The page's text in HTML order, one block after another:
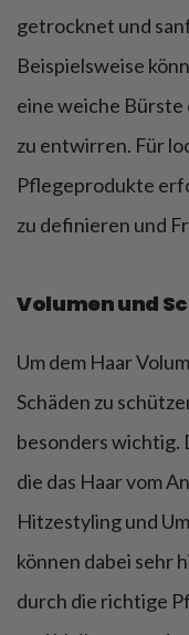
getrocknet und
Beispielsweise
eine weiche Bürste
zu entwirren. Für
Pflegeprodukte
zu definieren und
Volumen und
Um dem Haar
Schäden zu
besonders wichtig.
die das Haar vom
Hitzestyling und
können dabei sehr
durch die richtige